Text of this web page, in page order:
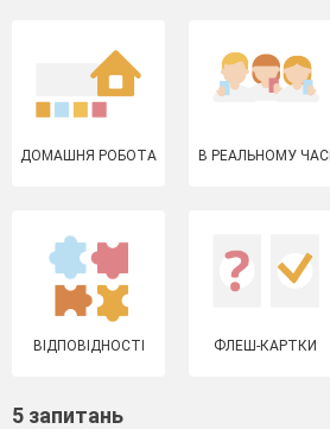
ДОМАШНЯ РОБОТА В РЕАЛЬНОМУ ЧАСІ
ВІДПОВІДНОСТІ ФЛЕШ-КАРТКИ
5 запитань